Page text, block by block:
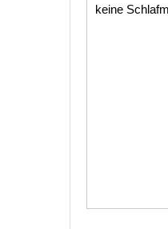
keine